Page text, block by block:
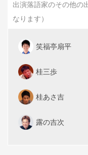
出演落語家のその他
なります）
笑福亭扇平
桂三歩
桂あさ吉
露の吉次